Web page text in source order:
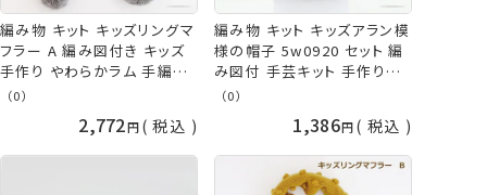
編み物 キット キッズリングマ
フラー A 編み図付き キッズ
手作り やわらかラム 手編み
キット ダルマ毛糸 子供 こど
棒針編み ダルマ 毛糸 横田
daruma ykt 手芸の山久
（0）
2,772 税込
編み物 キット キッズアラン模
様の帽子 5w0920 セット 編
み図付 手芸キット 手作りキ
ット 帽子 ニット帽 子供 こど
芸 毛糸 赤 レッド 棒針編み
帽子 ダルマ 横田 手芸の山
（0）
1,386 税込